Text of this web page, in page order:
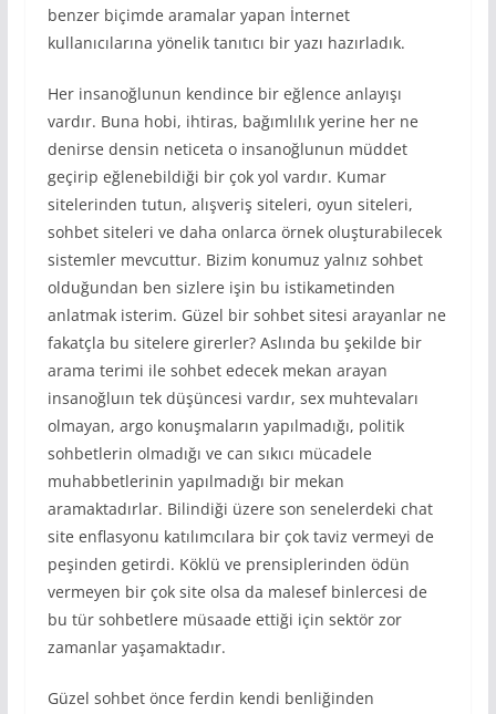
benzer biçimde aramalar yapan İnternet
kullanıcılarına yönelik tanıtıcı bir yazı hazırladık.
Her insanoğlunun kendince bir eğlence anlayışı
vardır. Buna hobi, ihtiras, bağımlılık yerine her ne
denirse densin neticeta o insanoğlunun müddet
geçirip eğlenebildiği bir çok yol vardır. Kumar
sitelerinden tutun, alışveriş siteleri, oyun siteleri,
sohbet siteleri ve daha onlarca örnek oluşturabilecek
sistemler mevcuttur. Bizim konumuz yalnız sohbet
olduğundan ben sizlere işin bu istikametinden
anlatmak isterim. Güzel bir sohbet sitesi arayanlar ne
fakatçla bu sitelere girerler? Aslında bu şekilde bir
arama terimi ile sohbet edecek mekan arayan
insanoğluın tek düşüncesi vardır, sex muhtevaları
olmayan, argo konuşmaların yapılmadığı, politik
sohbetlerin olmadığı ve can sıkıcı mücadele
muhabbetlerinin yapılmadığı bir mekan
aramaktadırlar. Bilindiği üzere son senelerdeki chat
site enflasyonu katılımcılara bir çok taviz vermeyi de
peşinden getirdi. Köklü ve prensiplerinden ödün
vermeyen bir çok site olsa da malesef binlercesi de
bu tür sohbetlere müsaade ettiği için sektör zor
zamanlar yaşamaktadır.
Güzel sohbet önce ferdin kendi benliğinden